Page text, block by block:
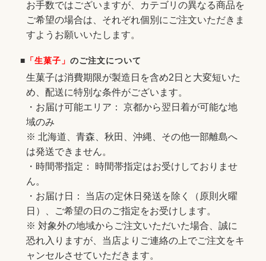
お手数ではございますが、カテゴリの異なる商品を
ご希望の場合は、それぞれ個別にご注文いただきま
すようお願いいたします。
■ 「生菓子」 のご注文について
生菓子は消費期限が製造日を含め2日と大変短いた
め、配送に特別な条件がございます。
・お届け可能エリア： 京都から翌日着が可能な地
域のみ
※ 北海道、青森、秋田、沖縄、その他一部離島へ
は発送できません。
・時間帯指定： 時間帯指定はお受けしておりませ
ん。
・お届け日： 当店の定休日発送を除く（原則火曜
日）、ご希望の日のご指定をお受けします。
※ 対象外の地域からご注文いただいた場合、誠に
恐れ入りますが、当店よりご連絡の上でご注文をキ
ャンセルさせていただきます。